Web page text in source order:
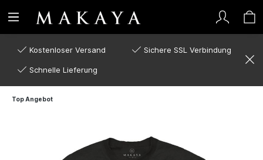
Kostenloser Versand Sichere SSL Verbindung
Schnelle Lieferung
Top Angebot